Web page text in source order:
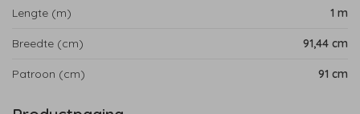
Lengte (m) 1 m
Breedte (cm) 91,44 cm
Patroon (cm) 91 cm